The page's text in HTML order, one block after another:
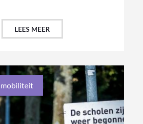
LEES MEER
mobiliteit